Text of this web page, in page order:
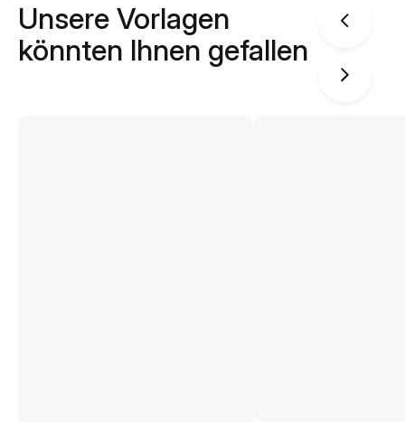
Unsere Vorlagen
könnten Ihnen gefallen